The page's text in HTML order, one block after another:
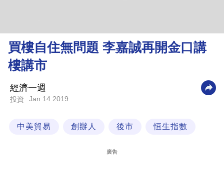
理
財
科
買樓自住無問題 李嘉誠再開金口講
樓講市
經濟一週
投資 Jan 14 2019
中美貿易 創辦人 後市 恒生指數
廣告